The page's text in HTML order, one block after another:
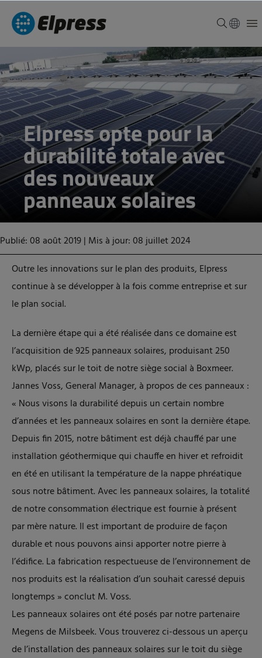
Elpress opte pour la
durabilité totale avec
des nouveaux
panneaux solaires
Publié: 08 août 2019| Mis à jour: 08 juillet 2024
Outre les innovations sur le plan des produits, Elpress
continue à se développer à la fois comme entreprise et sur
le plan social.
La dernière étape qui a été réalisée dans ce domaine est
l’acquisition de 925 panneaux solaires, produisant 250
kWp, placés sur le toit de notre siège social à Boxmeer.
Jannes Voss, General Manager, à propos de ces panneaux :
« Nous visons la durabilité depuis un certain nombre
d’années et les panneaux solaires en sont la dernière étape.
Depuis fin 2015, notre bâtiment est déjà chauffé par une
installation géothermique qui chauffe en hiver et refroidit
en été en utilisant la température de la nappe phréatique
sous notre bâtiment. Avec les panneaux solaires, la totalité
de notre consommation électrique est fournie à présent
par mère nature. Il est important de produire de façon
durable et nous pouvons ainsi apporter notre pierre à
l’édifice. La fabrication respectueuse de l’environnement de
nos produits est la réalisation d’un souhait caressé depuis
longtemps » conclut M. Voss.
Les panneaux solaires ont été posés par notre partenaire
Megens de Milsbeek. Vous trouverez ci-dessous un aperçu
de l’installation des panneaux solaires sur le toit du siège